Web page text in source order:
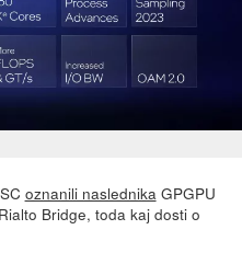
oznanili naslednikaGPGPU
Bridge, toda kaj dosti o